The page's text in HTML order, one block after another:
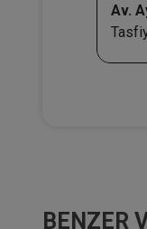
Av.
BENZER